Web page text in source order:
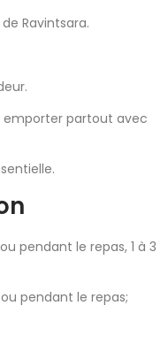
Ravintsara.
partout avec
pendant le repas, 1 à 3
pendant le repas;